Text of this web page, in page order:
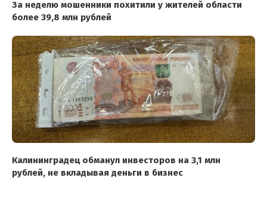
За неделю мошенники похитили у жителей области
более 39,8 млн рублей
Калининградец обманул инвесторов на 3,1 млн
рублей, не вкладывая деньги в бизнес